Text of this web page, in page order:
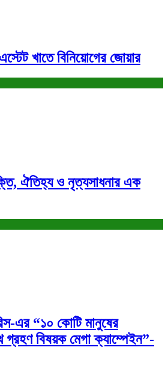
খাতে বিনিয়োগের জোয়ার
ঐতিহ্য ও নৃত্যসাধনার এক
এর “১০ কোটি মানুষের
গ্রহণ বিষয়ক মেগা ক্যাম্পেইন”-